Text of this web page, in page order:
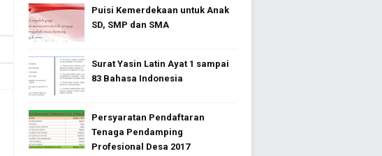
Puisi Kemerdekaan untuk Anak
SD, SMP dan SMA
Surat Yasin Latin Ayat 1 sampai
83 Bahasa Indonesia
Persyaratan Pendaftaran
Tenaga Pendamping
Profesional Desa 2017